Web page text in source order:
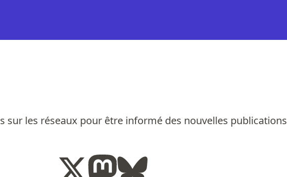
sur les réseaux pour être informé des nouvelles publications